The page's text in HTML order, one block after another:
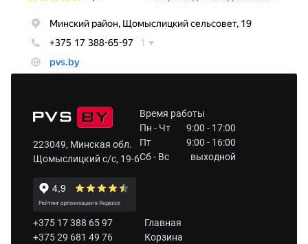
223049, Минская обл.
Щомыслицкий с/с, 19-6
Время работы
Пн - Чт
9:00 - 17:00
Пт
9:00 - 16:00
Сб - Вс
выходной
+375 17 388 65 97
+375 29 681 49 76
Главная
Корзина